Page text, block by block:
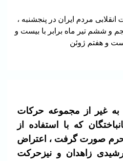
مردم ایران در پنجشنبه ،
و ششم تیر ماه برابر با بیست و
و هفتم ژوئن
غیر از مجموعه حرکات
که با استفاده از
صورت گرفت ، اعتراض
زاهدان و نیزحرکت